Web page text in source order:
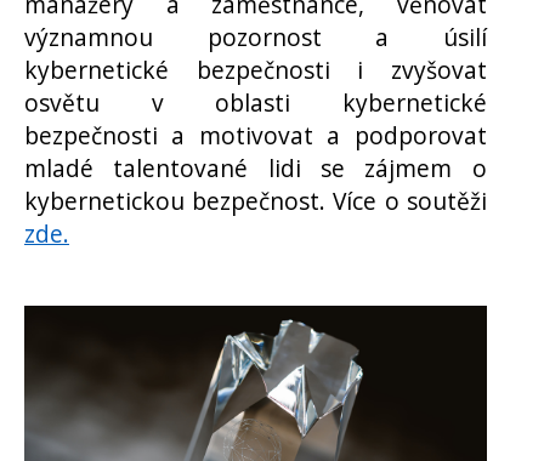
významnou pozornost a úsilí
kybernetické bezpečnosti i zvyšovat
osvětu v oblasti kybernetické
bezpečnosti a motivovat a podporovat
mladé talentované lidi se zájmem o
kybernetickou bezpečnost. Více o soutěži
zde.